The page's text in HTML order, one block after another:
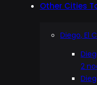
Other Cities
Diego, El
2